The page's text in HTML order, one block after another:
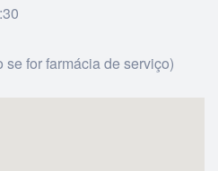
for farmácia de serviço)